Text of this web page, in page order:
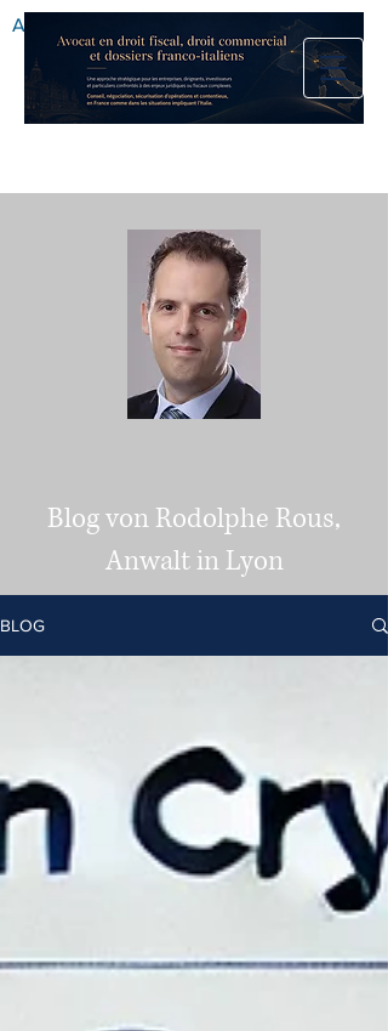
Anwaltskanzlei
Blog von Rodolphe Rous,
Anwalt in Lyon
BLOG